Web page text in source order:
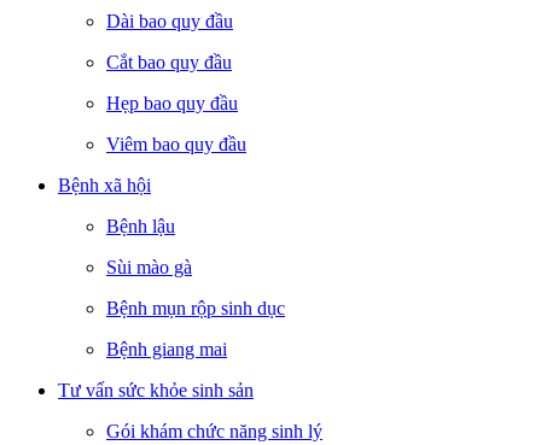
Dài bao quy đầu
Cắt bao quy đầu
Hẹp bao quy đầu
Viêm bao quy đầu
Bệnh xã hội
Bệnh lậu
Sùi mào gà
Bệnh mụn rộp sinh dục
Bệnh giang mai
Tư vấn sức khỏe sinh sản
Gói khám chức năng sinh lý